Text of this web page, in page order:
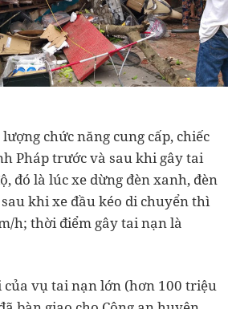
chức năng cung cấp, chiếc
Pháp trước và sau khi gây tai
đó là lúc xe dừng đèn xanh, đèn
khi xe đầu kéo di chuyển thì
h; thời điểm gây tai nạn là
của vụ tai nạn lớn (hơn 100 triệu